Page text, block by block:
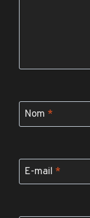
Nom *
E-mail *